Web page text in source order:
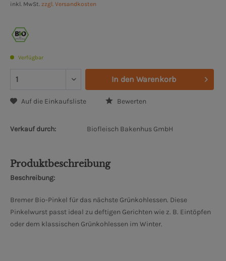
inkl. MwSt. zzgl. Versandkosten
Verfügbar
In den Warenkorb
Auf die Einkaufsliste Bewerten
Verkauf durch: Biofleisch Bakenhus GmbH
Produktbeschreibung
Beschreibung:
Bremer Bio-Pinkel für das nächste Grünkohlessen. Diese
Pinkelwurst passt ideal zu deftigen Gerichten wie z. B. Eintöpfen
oder dem klassischen Grünkohlessen im Winter.